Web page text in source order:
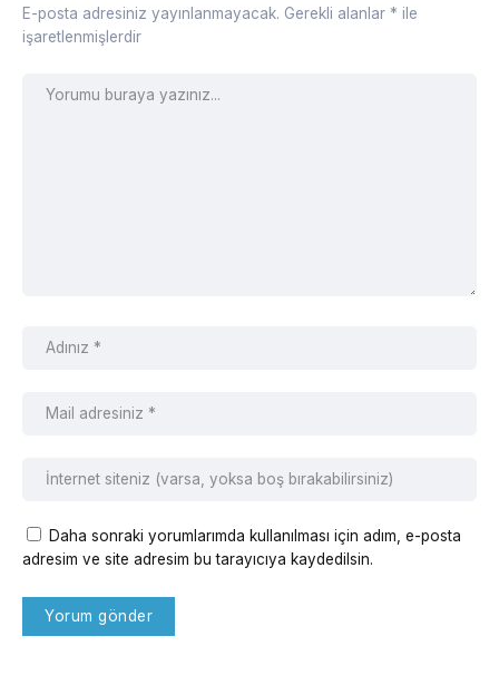
E-posta adresiniz yayınlanmayacak. Gerekli alanlar * ile
işaretlenmişlerdir
Daha sonraki yorumlarımda kullanılması için adım, e-posta
adresim ve site adresim bu tarayıcıya kaydedilsin.